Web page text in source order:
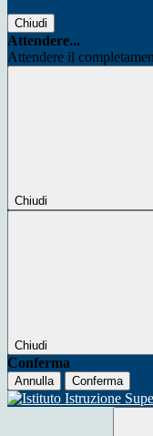
Chiudi
Attendere...
Attendere il
Chiudi
Chiudi
Conferma
Annulla Conferma